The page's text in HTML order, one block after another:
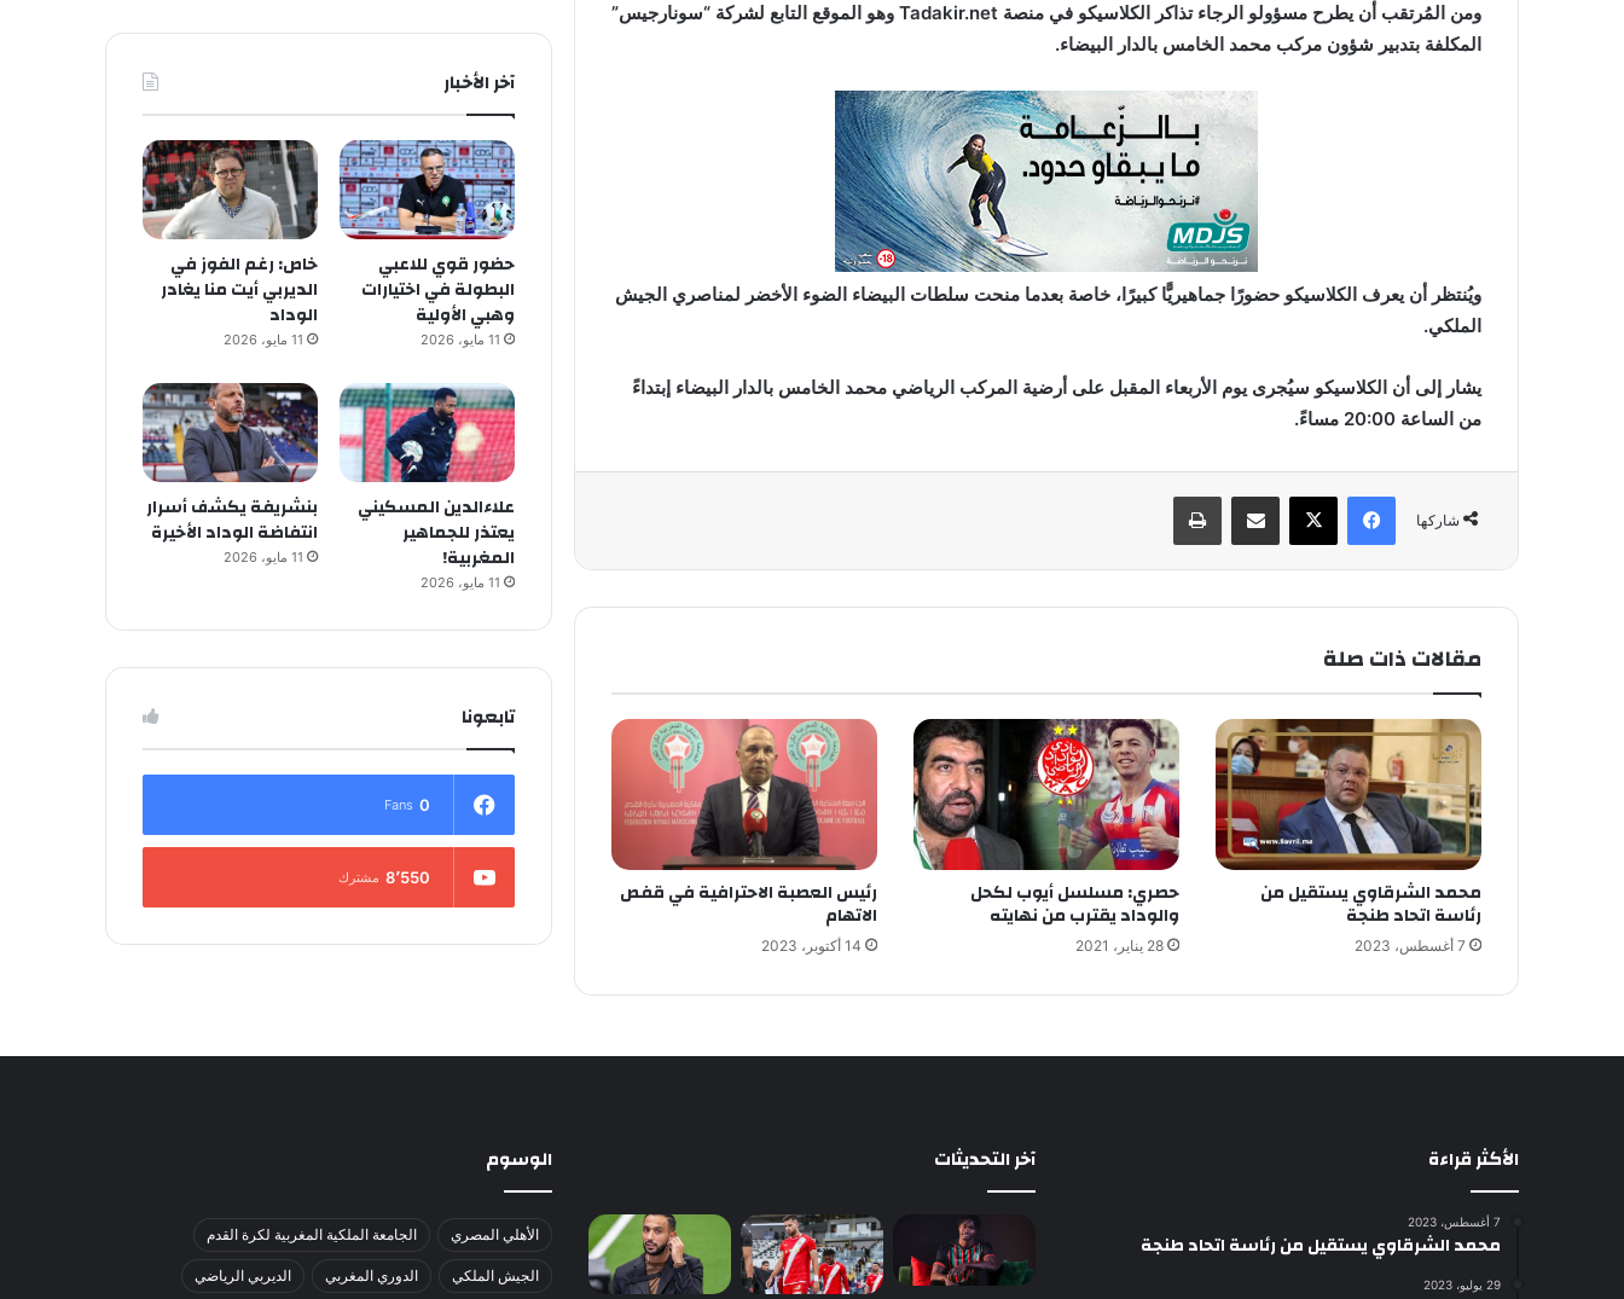
ومن المُرتقب أن يطرح مسؤولو الرجاء تذاكر الكلاسيكو في منصة Tadakir.net وهو الموقع التابع لشركة “سونارجيس”
المكلفة بتدبير شؤون مركب محمد الخامس بالدار البيضاء.
ويُنتظر أن يعرف الكلاسيكو حضورًا جماهيريًّا كبيرًا، خاصة بعدما منحت سلطات البيضاء الضوء الأخضر لمناصري الجيش
الملكي.
يشار إلى أن الكلاسيكو سيُجرى يوم الأربعاء المقبل على أرضية المركب الرياضي محمد الخامس بالدار البيضاء إبتداءً
من الساعة 20:00 مساءً.
شاركها
فيسبوك
مقالات ذات صلة
محمد الشرقاوي يستقيل من
رئاسة اتحاد طنجة
7 أغسطس، 2023
حصري: مسلسل أيوب لكحل
والوداد يقترب من نهايته
28 يناير، 2021
رئيس العصبة الاحترافية في قفص
الاتهام
14 أكتوبر، 2023
آخر الأخبار
حضور قوي للاعبي
البطولة في اختيارات
وهبي الأولية
11 مايو، 2026
خاص: رغم الفوز في
الديربي أيت منا يغادر
الوداد
11 مايو، 2026
علاءالدين المسكيني
يعتذر للجماهير
المغربية!
11 مايو، 2026
بنشريفة يكشف أسرار
انتفاضة الوداد الأخيرة
11 مايو، 2026
تابعونا
0
Fans
8٬550 مشترك
الأكثر قراءة
7 أغسطس، 2023
محمد الشرقاوي يستقيل من رئاسة اتحاد طنجة
29 يوليو، 2023
آخر التحديثات الوسوم
الأهلي المصري الجامعة الملكية المغربية لكرة القدم
الجيش الملكي الدوري المغربي الديربي الرياضي